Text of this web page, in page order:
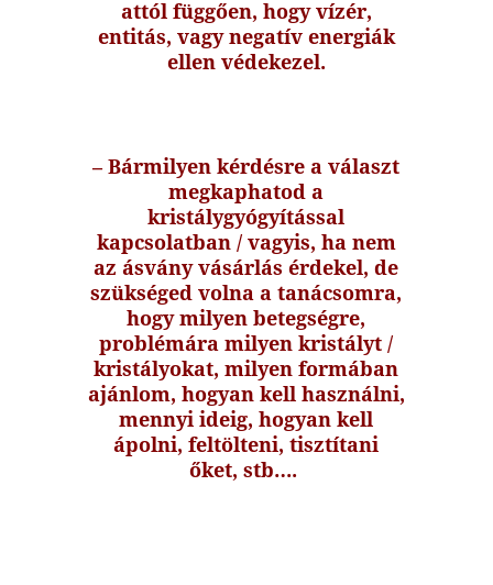
attól függően, hogy vízér,
entitás, vagy negatív energiák
ellen védekezel.
– Bármilyen kérdésre a választ
megkaphatod a
kristálygyógyítással
kapcsolatban / vagyis, ha nem
az ásvány vásárlás érdekel, de
szükséged volna a tanácsomra,
hogy milyen betegségre,
problémára milyen kristályt /
kristályokat, milyen formában
ajánlom, hogyan kell használni,
mennyi ideig, hogyan kell
ápolni, feltölteni, tisztítani
őket, stb….